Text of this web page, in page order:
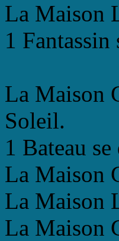
La Maison
1 Fantassin
La Maison
Soleil.
1 Bateau
La Maison
La Maison
La Maison